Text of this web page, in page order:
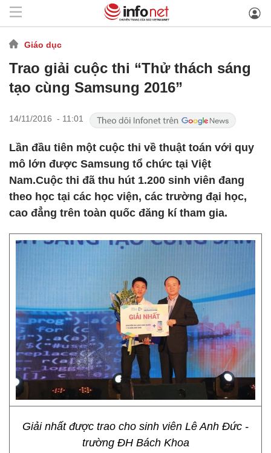
Giáo dục
Trao giải cuộc thi “Thử thách sáng
tạo cùng Samsung 2016”
14/11/2016 - 11:01
Lần đầu tiên một cuộc thi về thuật toán với quy
mô lớn được Samsung tổ chức tại Việt
Nam.Cuộc thi đã thu hút 1.200 sinh viên đang
theo học tại các học viện, các trường đại học,
cao đẳng trên toàn quốc đăng kí tham gia.
Giải nhất được trao cho sinh viên Lê Anh Đức -
trường ĐH Bách Khoa